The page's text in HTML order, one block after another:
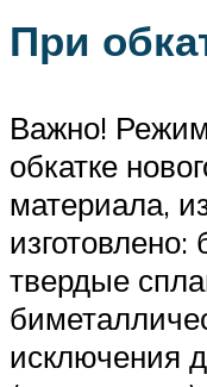
При
Важно!
обкатке
материала,
твердые
исключения